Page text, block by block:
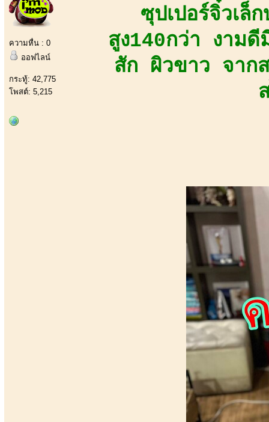
ความหื่น : 0
ออฟไลน์
กระทู้: 42,775
โพสต์: 5,215
ซุปเปอร์จิ๋วเ
สูง140กว่า งาม
สัก ผิวขาว จาก